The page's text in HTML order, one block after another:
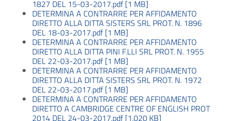
1827 DEL 15-03-2017.pdf [1 MB]
DETERMINA A CONTRARRE PER AFFIDAMENTO
DIRETTO ALLA DITTA SISTERS SRL PROT. N. 1896
DEL 18-03-2017.pdf [1 MB]
DETERMINA A CONTRARRE PER AFFIDAMENTO
DIRETTO ALLA DITTA PINI F.LLI SRL PROT. N. 1955
DEL 22-03-2017.pdf [1 MB]
DETERMINA A CONTRARRE PER AFFIDAMENTO
DIRETTO ALLA DITTA SISTERS SRL PROT. N. 1972
DEL 22-03-2017.pdf [1 MB]
DETERMINA A CONTRARRE PER AFFIDAMENTO
DIRETTO A CAMBRIDGE CENTRE OF ENGLISH PROT
2014 DEL 24-03-2017.pdf [1.020 KB]